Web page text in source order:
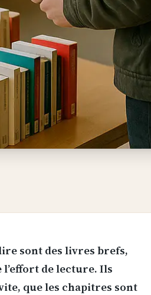
sont des livres brefs,
de lecture. Ils
que les chapitres sont